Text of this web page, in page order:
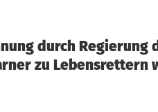
durch Regierung
zu Lebensrettern